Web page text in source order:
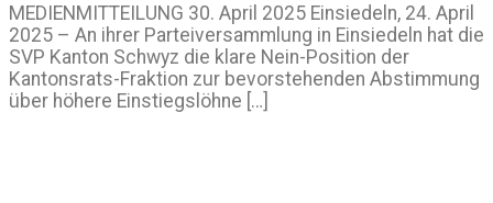
MEDIENMITTEILUNG 30. April 2025 Einsiedeln, 24. April
2025 – An ihrer Parteiversammlung in Einsiedeln hat die
SVP Kanton Schwyz die klare Nein-Position der
Kantonsrats-Fraktion zur bevorstehenden Abstimmung
über höhere Einstiegslöhne […]